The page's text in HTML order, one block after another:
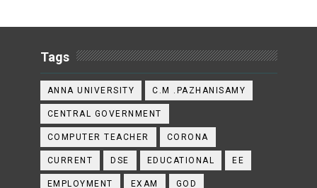
Tags
ANNA UNIVERSITY C.M .PAZHANISAMY
CENTRAL GOVERNMENT
COMPUTER TEACHER CORONA
CURRENT DSE EDUCATIONAL EE
EMPLOYMENT EXAM GOD